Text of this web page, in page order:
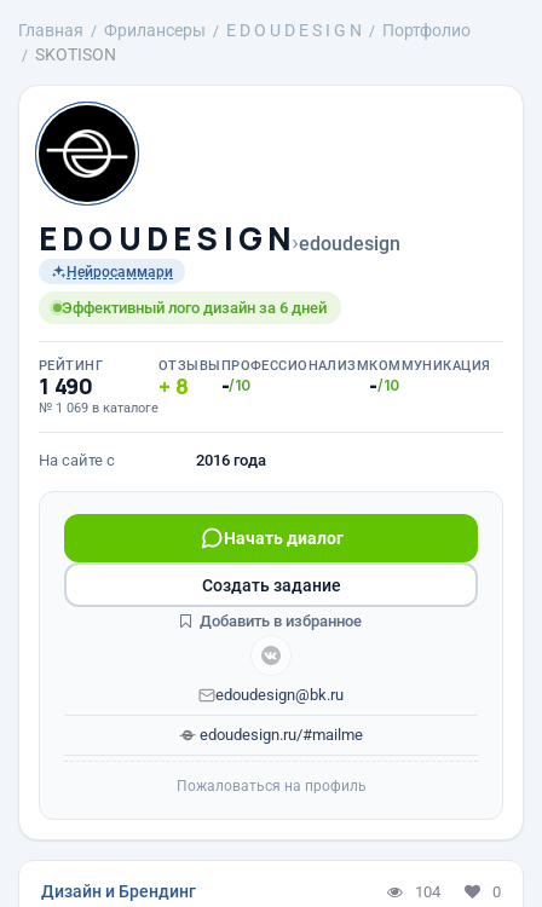
Главная Фрилансеры E D O U D E S I G N
Портфолио
SKOTISON
E D O U D E S I G N›edoudesign
Нейросаммари
Эффективный лого дизайн за 6 дней
РЕЙТИНГ
1 490
№ 1 069 в каталоге
ОТЗЫВЫ
8
ПРОФЕССИОНАЛИЗМ
-/10
КОММУНИКАЦИЯ
-/10
На сайте с 2016 года
Начать диалог
edoudesign@bk.ru
edoudesign.ru/#mailme
Создать задание
Добавить в избранное
Пожаловаться на профиль
Дизайн и Брендинг 104 0